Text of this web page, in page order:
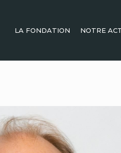
LA FONDATION NOTRE